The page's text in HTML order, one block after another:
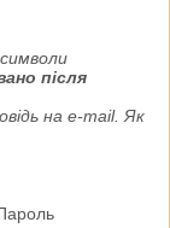
після
на e-mail. Як